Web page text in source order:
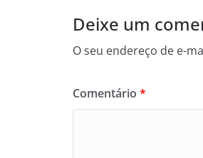
Deixe um
O seu endereço de e-
Comentário *